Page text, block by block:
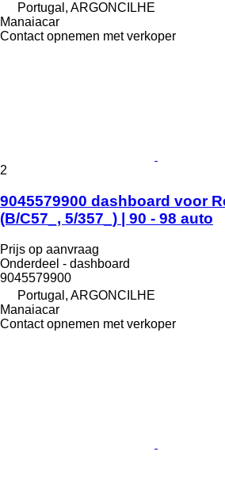
Portugal, ARGONCILHE
Manaiacar
Contact opnemen met verkoper
2
9045579900 dashboard voor
(B/C57_, 5/357_) | 90 - 98 auto
Prijs op aanvraag
Onderdeel - dashboard
9045579900
Portugal, ARGONCILHE
Manaiacar
Contact opnemen met verkoper